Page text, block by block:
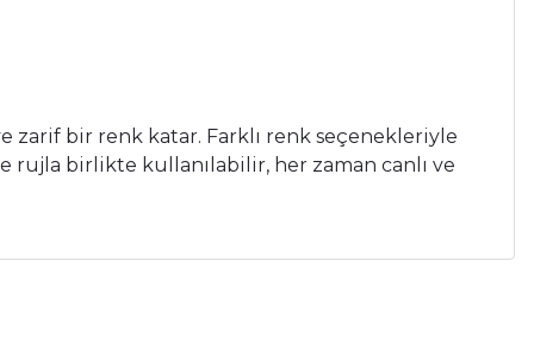
zarif bir renk katar. Farklı renk seçenekleriyle
rujla birlikte kullanılabilir, her zaman canlı ve
iletebilirsiniz.